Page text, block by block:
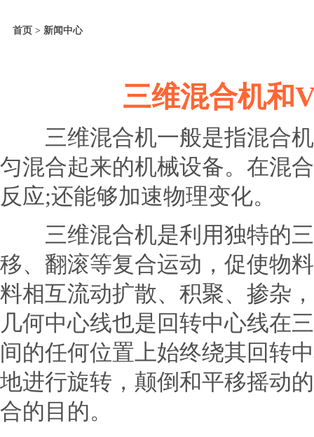
首页 > 新闻中心
三维混合机和
三维混合机一般是指混合机
匀混合起来的机械设备。在混
反应;还能够加速物理变化。
三维混合机是利用独特的
移、翻滚等复合运动，促使物
料相互流动扩散、积聚、掺杂
几何中心线也是回转中心线在
间的任何位置上始终绕其回转
地进行旋转，颠倒和平移摇动
合的目的。